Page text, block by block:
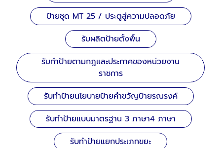
ป้ายชุด MT 25 / ประตูสู่ความปลอดภัย
รับผลิตป้ายตั้งพื้น
รับทำป้ายตามกฎและประกาศของหน่วยงาน
ราชการ
รับทำป้ายนโยบายป้ายคำขวัญป้ายรณรงค์
รับทำป้ายแบบมาตรฐาน 3 ภาษา4 ภาษา
รับทำป้ายแยกประเภทขยะ